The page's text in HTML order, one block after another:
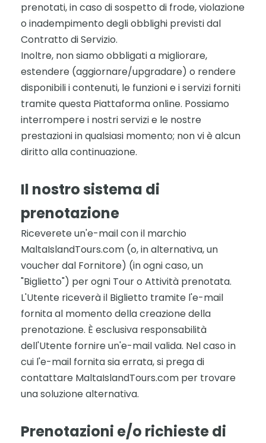
prenotati, in caso di sospetto di frode, violazione
o inadempimento degli obblighi previsti dal
Contratto di Servizio.
Inoltre, non siamo obbligati a migliorare,
estendere (aggiornare/upgradare) o rendere
disponibili i contenuti, le funzioni e i servizi forniti
tramite questa Piattaforma online. Possiamo
interrompere i nostri servizi e le nostre
prestazioni in qualsiasi momento; non vi è alcun
diritto alla continuazione.
Il nostro sistema di
prenotazione
Riceverete un'e-mail con il marchio
MaltaIslandTours.com (o, in alternativa, un
voucher dal Fornitore) (in ogni caso, un
"Biglietto") per ogni Tour o Attività prenotata.
L'Utente riceverà il Biglietto tramite l'e-mail
fornita al momento della creazione della
prenotazione. È esclusiva responsabilità
dell'Utente fornire un'e-mail valida. Nel caso in
cui l'e-mail fornita sia errata, si prega di
contattare MaltaIslandTours.com per trovare
una soluzione alternativa.
Prenotazioni e/o richieste di